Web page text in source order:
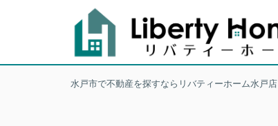
水戸市で不動産を探すならリバティーホーム水戸店